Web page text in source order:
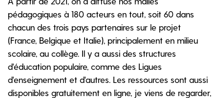
pédagogiques à 180 acteurs en tout, soit 60 dans
chacun des trois pays partenaires sur le projet
(France, Belgique et Italie), principalement en milieu
scolaire, au collège. Il y a aussi des structures
d'éducation populaire, comme des Ligues
d'enseignement et d'autres. Les ressources sont aussi
disponibles gratuitement en ligne, je viens de regarder,